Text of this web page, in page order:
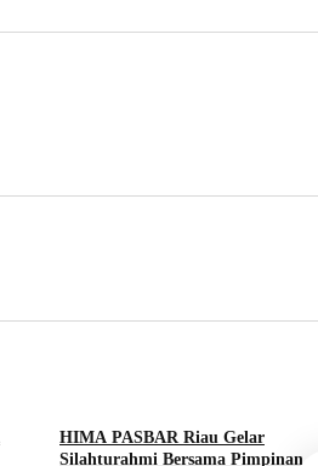
HIMA PASBAR Riau Gelar
Silahturahmi Bersama Pimpinan